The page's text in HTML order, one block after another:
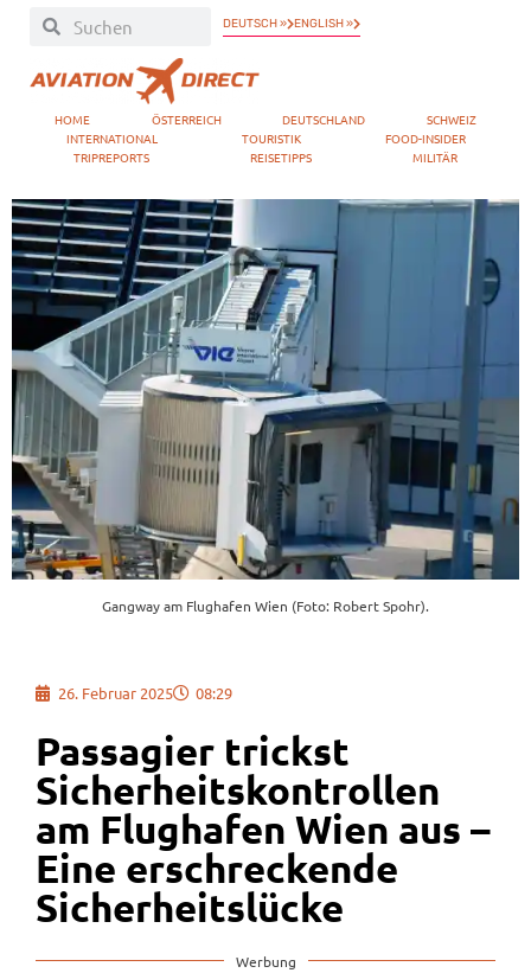
DEUTSCH » ENGLISH »
HOME ÖSTERREICH DEUTSCHLAND
SCHWEIZ
INTERNATIONAL
TOURISTIK
FOOD-INSIDER
TRIPREPORTS
REISETIPPS MILITÄR
Gangway am Flughafen Wien (Foto: Robert Spohr).
26. Februar 2025 08:29
Passagier trickst
Sicherheitskontrollen
am Flughafen Wien aus –
Eine erschreckende
Sicherheitslücke
Werbung